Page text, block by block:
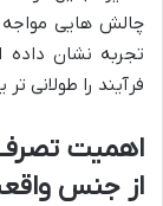
چالش هایی مواجه
تجربه نشان
فرآیند را طولانی
اهمیت تصرف
از جنس